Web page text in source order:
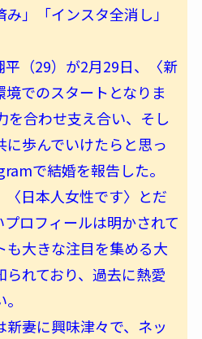
」「インスタ全消し」
（29）が2月29日、〈新
でのスタートとなりま
を合わせ支え合い、そし
歩んでいけたらと思っ
で結婚を報告した。
日本人女性です〉とだ
ロフィールは明かされて
も大きな注目を集める大
れており、過去に熱愛
妻に興味津々で、ネッ